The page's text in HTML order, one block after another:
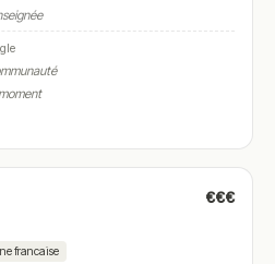
€€€
francaise